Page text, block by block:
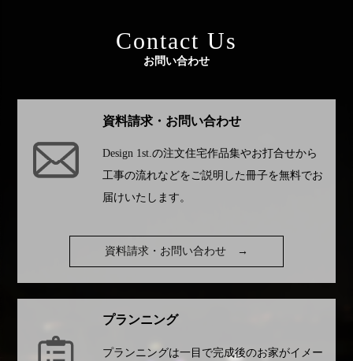
Contact Us
お問い合わせ
資料請求・お問い合わせ
Design 1st.の注文住宅作品集やお打合せから
工事の流れなどをご説明した冊子を無料でお
届けいたします。
資料請求・お問い合わせ →
プランニング
プランニングは一目で完成後のお家がイメー